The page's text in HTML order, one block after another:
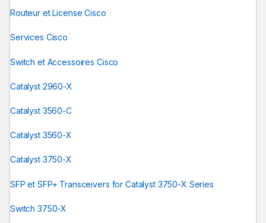
Routeur et License Cisco
Services Cisco
Switch et Accessoires Cisco
Catalyst 2960-X
Catalyst 3560-C
Catalyst 3560-X
Catalyst 3750-X
SFP et SFP+ Transceivers for Catalyst 3750-X Series
Switch 3750-X